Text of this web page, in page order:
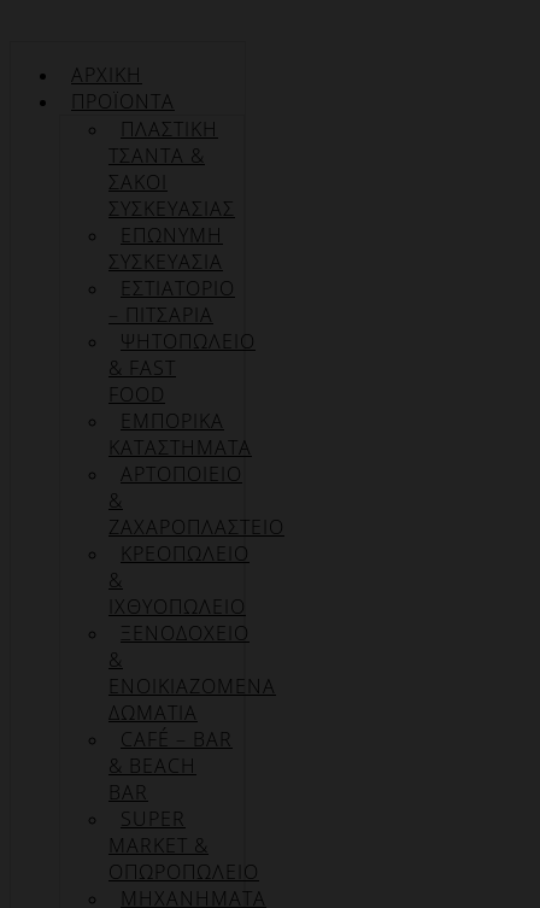
ΑΡΧΙΚΉ
ΠΡΟΪΌΝΤΑ
ΠΛΑΣΤΙΚΗ
ΤΣΑΝΤΑ &
ΣΑΚΟΙ
ΣΥΣΚΕΥΑΣΙΑΣ
ΕΠΏΝΥΜΗ
ΣΥΣΚΕΥΑΣΊΑ
ΕΣΤΙΑΤΟΡΙΟ
– ΠΙΤΣΑΡΙΑ
ΨΗΤΟΠΩΛΕΙΟ
& FAST
FOOD
ΕΜΠΟΡΙΚΑ
ΚΑΤΑΣΤΗΜΑΤΑ
ΑΡΤΟΠΟΙΕΙΟ
&
ΖΑΧΑΡΟΠΛΑΣΤΕΙΟ
ΚΡΕΟΠΩΛΕΙΟ
&
ΙΧΘΥΟΠΩΛΕΙΟ
ΞΕΝΟΔΟΧΕΙΟ
&
ΕΝΟΙΚΙΑΖΟΜΕΝΑ
ΔΩΜΑΤΙΑ
CAFÉ – BAR
& BEACH
BAR
SUPER
MARKET &
ΟΠΩΡΟΠΩΛΕΙΟ
ΜΗΧΑΝΗΜΑΤΑ